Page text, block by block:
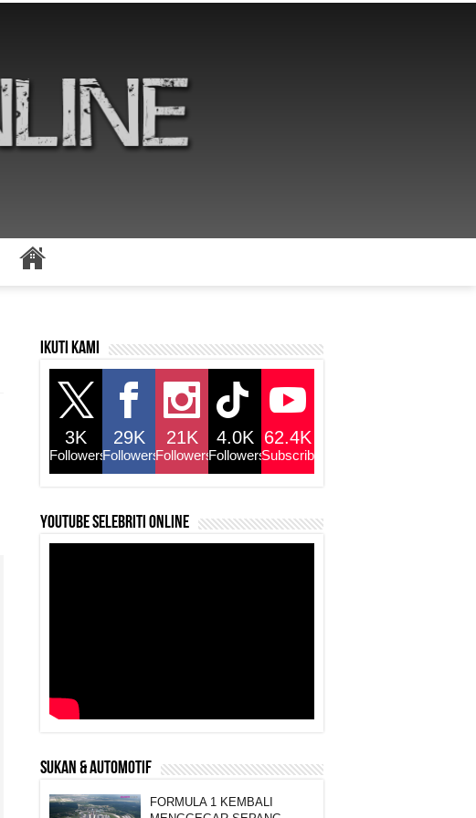
Ikuti kami
3K
Followers
29K
Followers
21K
Followers
4.0K
Followers
62.4K
Subscribers
YouTube selebriti online
SUKAN & AUTOMOTIF
FORMULA 1 KEMBALI